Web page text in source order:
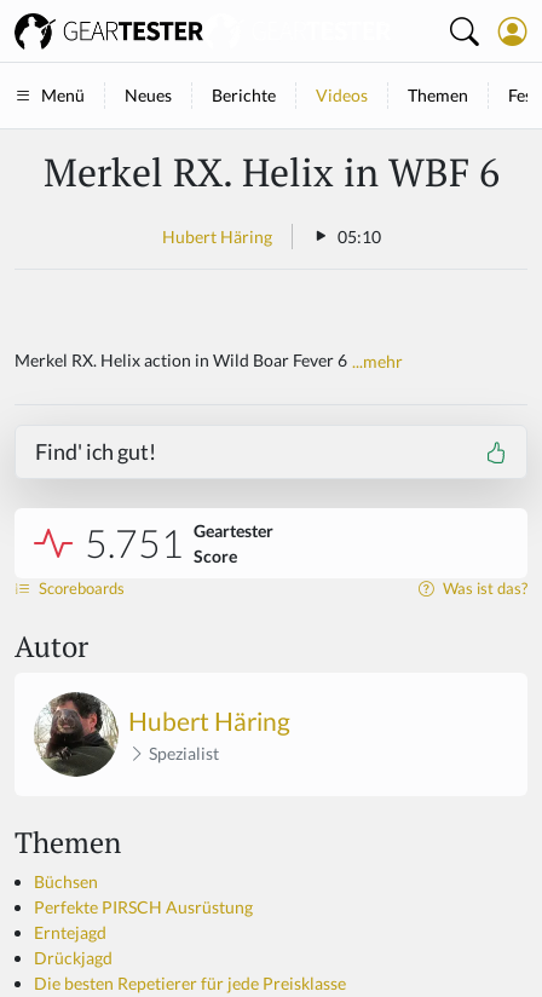
Menü Neues Berichte Videos Themen
Merkel RX. Helix in WBF 6
Hubert Häring 05:10
Merkel RX. Helix action in Wild Boar Fever 6 ...mehr
Find' ich gut!
5.751 Geartester
Score
Scoreboards Was ist das?
Autor
Hubert Häring
Spezialist
Themen
Büchsen
Perfekte PIRSCH Ausrüstung
Erntejagd
Drückjagd
Die besten Repetierer für jede Preisklasse